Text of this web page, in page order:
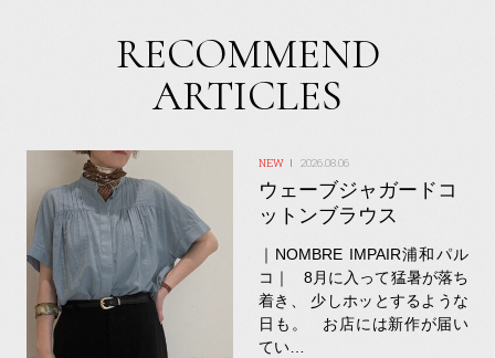
RECOMMEND
ARTICLES
2026.08.06
ウェーブジャガードコ
ットンブラウス
｜NOMBRE IMPAIR浦和パル
コ｜ 8月に入って猛暑が落ち
着き、 少しホッとするような
日も。 お店には新作が届い
てい…